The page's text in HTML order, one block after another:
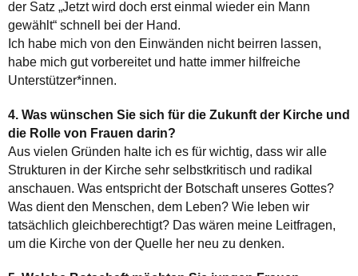
der Satz „Jetzt wird doch erst einmal wieder ein Mann
gewählt“ schnell bei der Hand.
Ich habe mich von den Einwänden nicht beirren lassen,
habe mich gut vorbereitet und hatte immer hilfreiche
Unterstützer*innen.
4. Was wünschen Sie sich für die Zukunft der Kirche und
die Rolle von Frauen darin?
Aus vielen Gründen halte ich es für wichtig, dass wir alle
Strukturen in der Kirche sehr selbstkritisch und radikal
anschauen. Was entspricht der Botschaft unseres Gottes?
Was dient den Menschen, dem Leben? Wie leben wir
tatsächlich gleichberechtigt? Das wären meine Leitfragen,
um die Kirche von der Quelle her neu zu denken.